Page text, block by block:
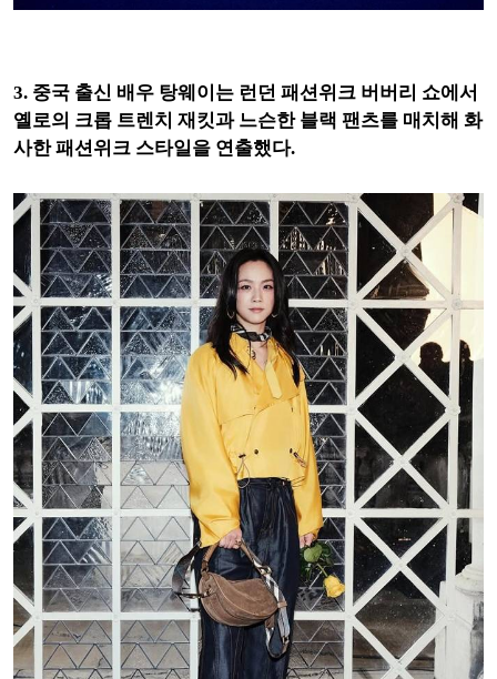
3. 중국 출신 배우 탕웨이는 런던 패션위크 버버리 쇼에서
옐로의 크롭 트렌치 재킷과 느슨한 블랙 팬츠를 매치해 화
사한 패션위크 스타일을 연출했다.